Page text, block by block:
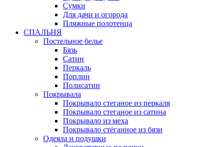
Сумки
Для дачи и огорода
Пляжные полотенца
СПАЛЬНЯ
Постельное белье
Бязь
Сатин
Перкаль
Поплин
Полисатин
Покрывала
Покрывало стеганое из перкаля
Покрывало стеганое из сатина
Покрывало из меха
Покрывало стёганное из бязи
Одеяла и подушки